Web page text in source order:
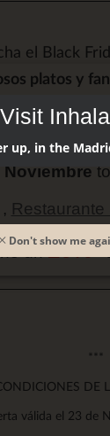
el Black
platos y
Noviembre
, Restaurante
un 20%*
***
DE
válida el 23 de
Visit
up, in the
Don't show me